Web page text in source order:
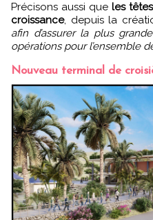
Précisons aussi queles
croissance, depuis la
afin d’assurer la plus
opérations pour l’ensemble
Nouveau terminal de